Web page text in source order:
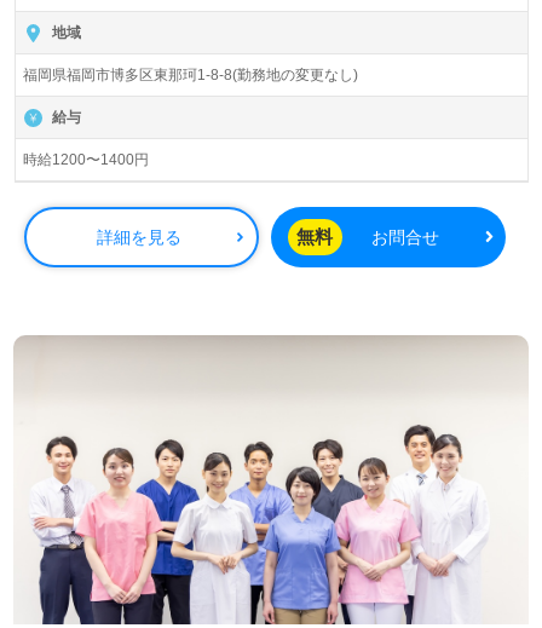
地域
福岡県福岡市博多区東那珂1-8-8(勤務地の変更なし)
給与
時給1200〜1400円
詳細を見る 無料 お問合せ